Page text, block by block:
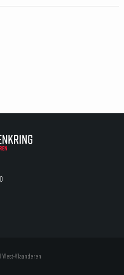
Vlaanderen